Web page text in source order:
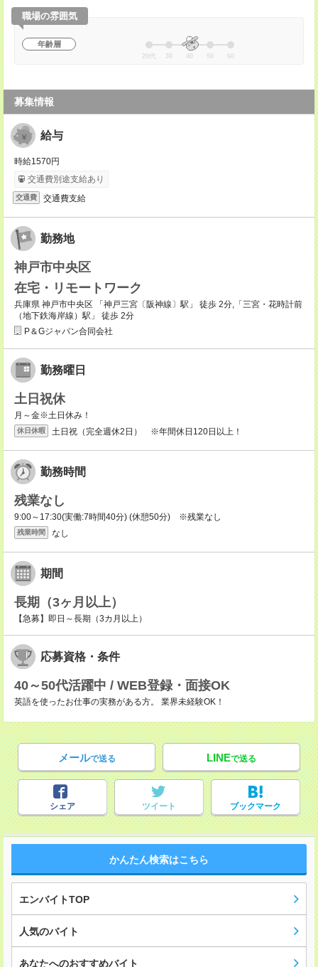
職場の雰囲気
年齢層
20代 30 40 50 60
募集情報
給与
時給1570円
交通費別途支給あり
交通費 交通費支給
勤務地
神戸市中央区
在宅・リモートワーク
兵庫県 神戸市中央区 「神戸三宮〔阪神線〕駅」 徒歩 2分,「三宮・花時計前
（地下鉄海岸線）駅」 徒歩 2分
P＆Gジャパン合同会社
勤務曜日
土日祝休
月～金※土日休み！
休日休暇 土日祝（完全週休2日） ※年間休日120日以上！
勤務時間
残業なし
9:00～17:30(実働:7時間40分) (休憩50分) ※残業なし
残業時間 なし
期間
長期（3ヶ月以上）
【急募】即日～長期（3カ月以上）
応募資格・条件
40～50代活躍中 / WEB登録・面接OK
英語を使ったお仕事の実務がある方。 業界未経験OK！
メールで送る LINEで送る
シェア ツイート ブックマーク
かんたん検索はこちら
エンバイトTOP
人気のバイト
あなたへのおすすめバイト